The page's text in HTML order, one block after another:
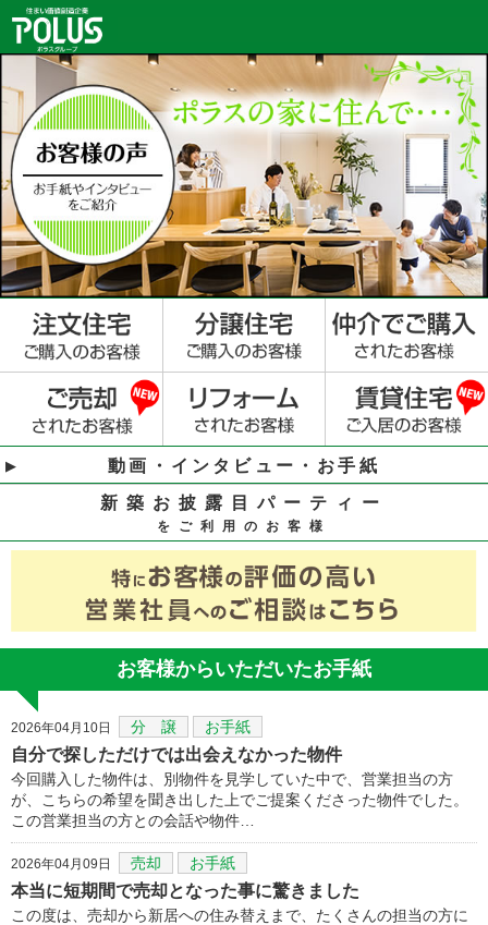
動画・インタビュー・お手紙
新築お披露目パーティー
をご利用のお客様
お客様からいただいたお手紙
2026年04月10日 分 譲 お手紙
自分で探しただけでは出会えなかった物件
今回購入した物件は、別物件を見学していた中で、営業担当の方
が、こちらの希望を聞き出した上でご提案くださった物件でした。
この営業担当の方との会話や物件…
2026年04月09日 売却 お手紙
本当に短期間で売却となった事に驚きました
この度は、売却から新居への住み替えまで、たくさんの担当の方に